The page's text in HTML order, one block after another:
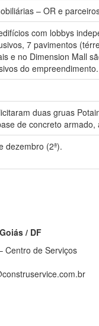
– OR e
com lobbys
7 pavimentos
e no Dimension Mall
do empreendimento.
duas gruas
de concreto
dezembro (2ª).
/ DF
Centro de Serviços